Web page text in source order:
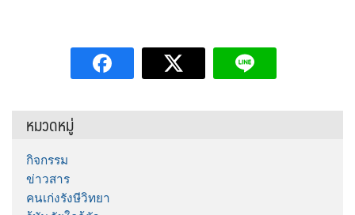
หมวดหมู่
กิจกรรม
ข่าวสาร
คนเก่งรังษีวิทยา